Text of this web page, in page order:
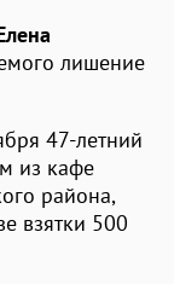
лишение
47-летний
из кафе
района,
взятки 500